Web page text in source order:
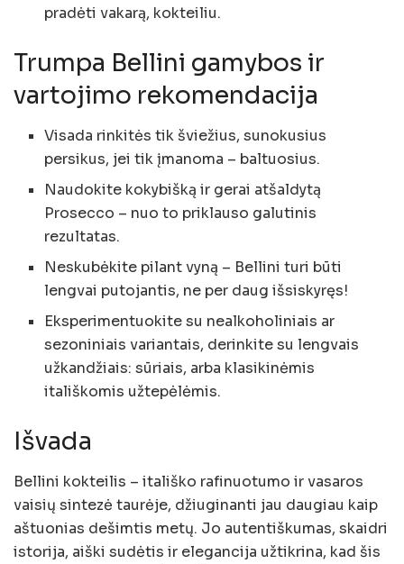
pradėti vakarą, kokteiliu.
Trumpa Bellini gamybos ir
vartojimo rekomendacija
Visada rinkitės tik šviežius, sunokusius
persikus, jei tik įmanoma – baltuosius.
Naudokite kokybišką ir gerai atšaldytą
Prosecco – nuo to priklauso galutinis
rezultatas.
Neskubėkite pilant vyną – Bellini turi būti
lengvai putojantis, ne per daug išsiskyręs!
Eksperimentuokite su nealkoholiniais ar
sezoniniais variantais, derinkite su lengvais
užkandžiais: sūriais, arba klasikinėmis
itališkomis užtepėlėmis.
Išvada
Bellini kokteilis – itališko rafinuotumo ir vasaros
vaisių sintezė taurėje, džiuginanti jau daugiau kaip
aštuonias dešimtis metų. Jo autentiškumas, skaidri
istorija, aiški sudėtis ir elegancija užtikrina, kad šis